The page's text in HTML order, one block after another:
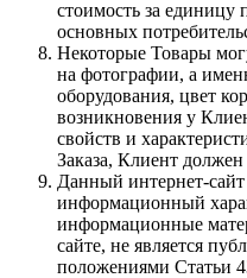
стоимость за
основных
Некоторые Товары
на фотографии, а
оборудования, цвет
возникновения у
свойств и
Заказа, Клиент
Данный интернет-
информационный
информационные
сайте, не является
положениями Статьи